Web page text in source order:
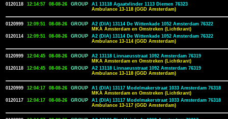
0120118
12:14:57 08-08-26 GROUP
A1 13118 Agaatvlinder 1113 Diemen 76323
Ambulance 13-118 (GGD Amsterdam)
0120999 12:09:51 08-08-26 GROUP
A2 (DIA) 13114 De Wittenkade 1052 Amsterdam 76322
MKA Amsterdam en Omstreken (Lichtkrant)
0120114
12:09:51 08-08-26 GROUP
A2 (DIA) 13114 De Wittenkade 1052 Amsterdam 76322
Ambulance 13-114 (GGD Amsterdam)
0120999 12:04:45 08-08-26 GROUP
A2 13118 Linnaeusstraat 1092 Amsterdam 76319
MKA Amsterdam en Omstreken (Lichtkrant)
0120118
12:04:45 08-08-26 GROUP
A2 13118 Linnaeusstraat 1092 Amsterdam 76319
Ambulance 13-118 (GGD Amsterdam)
0120999 12:04:17 08-08-26 GROUP
A1 (DIA) 13117 Modelmakerstraat 1033 Amsterdam 76318
MKA Amsterdam en Omstreken (Lichtkrant)
0120117
12:04:17 08-08-26 GROUP
A1 (DIA) 13117 Modelmakerstraat 1033 Amsterdam 76318
Ambulance 13-117 (GGD Amsterdam)